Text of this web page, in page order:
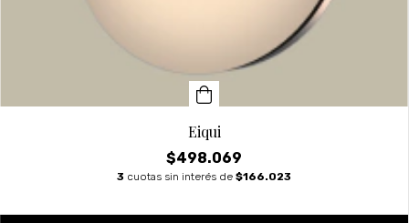
Eiqui
$498.069
3 cuotas sin interés de $166.023